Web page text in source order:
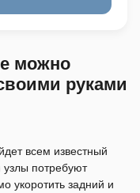
можно
руками
всем известный
потребуют
укоротить задний и